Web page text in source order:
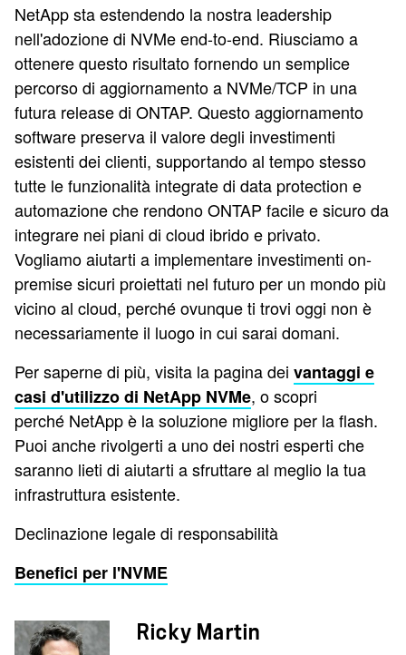
NetApp sta estendendo la nostra leadership
nell'adozione di NVMe end-to-end. Riusciamo a
ottenere questo risultato fornendo un semplice
percorso di aggiornamento a NVMe/TCP in una
futura release di ONTAP. Questo aggiornamento
software preserva il valore degli investimenti
esistenti dei clienti, supportando al tempo stesso
tutte le funzionalità integrate di data protection e
automazione che rendono ONTAP facile e sicuro da
integrare nei piani di cloud ibrido e privato.
Vogliamo aiutarti a implementare investimenti on-
premise sicuri proiettati nel futuro per un mondo più
vicino al cloud, perché ovunque ti trovi oggi non è
necessariamente il luogo in cui sarai domani.
Per saperne di più, visita la pagina dei vantaggi e
casi d'utilizzo di NetApp NVMe, o scopri
perché NetApp è la soluzione migliore per la flash.
Puoi anche rivolgerti a uno dei nostri esperti che
saranno lieti di aiutarti a sfruttare al meglio la tua
infrastruttura esistente.
Declinazione legale di responsabilità
Benefici per l'NVME
Ricky Martin